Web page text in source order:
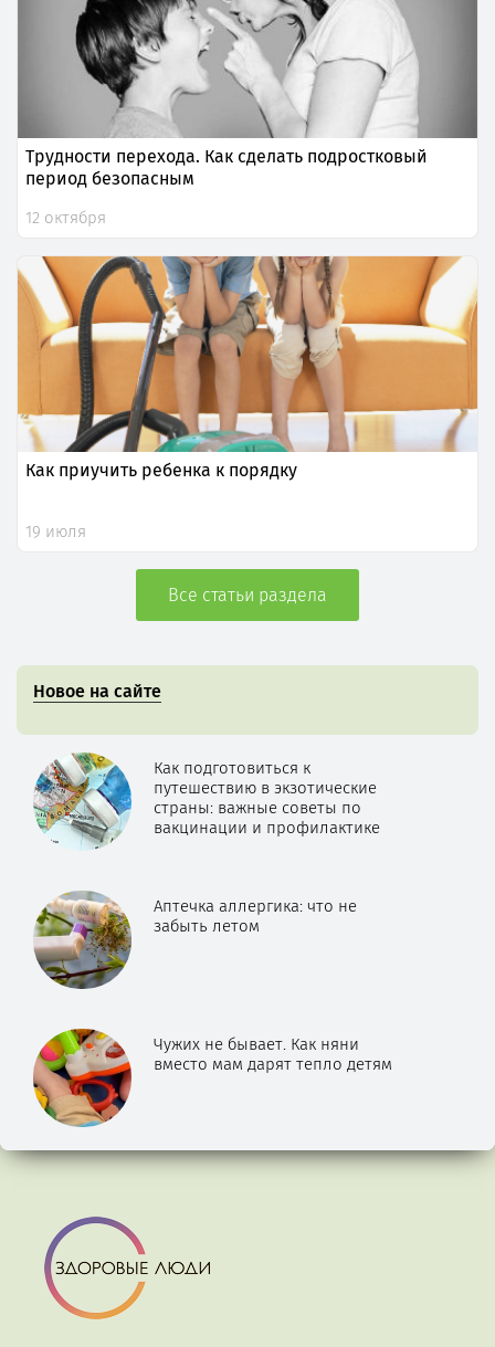
Трудности перехода. Как сделать подростковый
период безопасным
12 октября
Как приучить ребенка к порядку
19 июля
Все статьи раздела
Новое на сайте
Как подготовиться к
путешествию в экзотические
страны: важные советы по
вакцинации и профилактике
Аптечка аллергика: что не
забыть летом
Чужих не бывает. Как няни
вместо мам дарят тепло детям